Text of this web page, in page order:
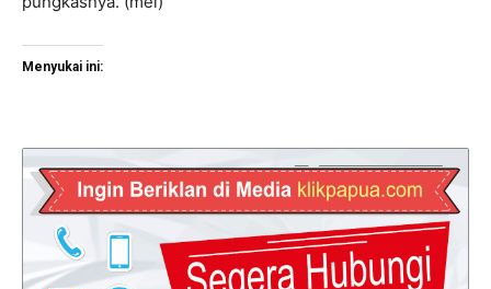
Menyukai ini: